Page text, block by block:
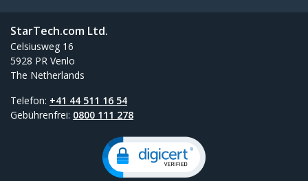
StarTech.com Ltd.
Celsiusweg 16
5928 PR Venlo
The Netherlands
Telefon: +41 44 511 16 54
Gebührenfrei: 0800 111 278